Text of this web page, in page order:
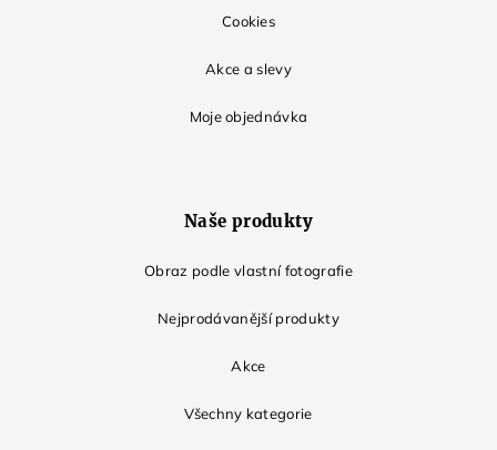
Cookies
Akce a slevy
Moje objednávka
Naše produkty
Obraz podle vlastní fotografie
Nejprodávanější produkty
Akce
Všechny kategorie